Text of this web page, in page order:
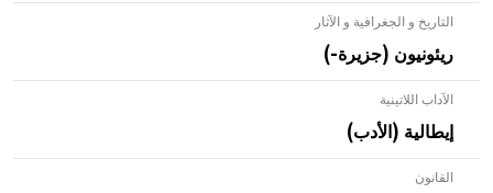
التاريخ و الجغرافية و الآثار
ريئونيون (جزيرة-)
الآداب اللاتينية
إيطالية (الأدب)
القانون- هل تعلم أن الأبلق نوع من الفنون الهندسية التي ارتبطت